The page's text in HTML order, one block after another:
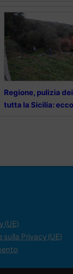
Regione, pulizia
tutta la Sicilia:
(UE)
sulla Privacy (UE)